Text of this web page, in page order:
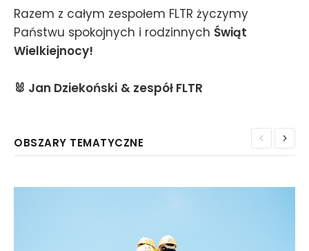
Razem z całym zespołem FLTR życzymy
Państwu spokojnych i rodzinnych Świąt
Wielkiejnocy!
🐰 Jan Dziekoński & zespół FLTR
OBSZARY TEMATYCZNE